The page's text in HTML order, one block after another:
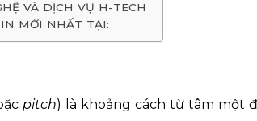
VÀ DỊCH VỤ H-TECH
MỚI NHẤT TẠI:
pitch) là khoảng cách từ tâm một